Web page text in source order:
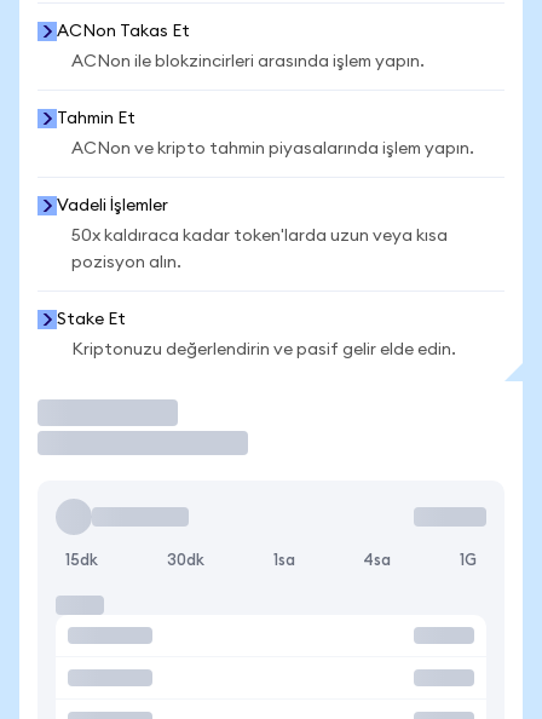
ACNon Takas Et
ACNon ile blokzincirleri arasında işlem yapın.
Tahmin Et
ACNon ve kripto tahmin piyasalarında işlem yapın.
Vadeli İşlemler
50x kaldıraca kadar token'larda uzun veya kısa
pozisyon alın.
Stake Et
Kriptonuzu değerlendirin ve pasif gelir elde edin.
15dk 30dk 1sa 4sa 1G